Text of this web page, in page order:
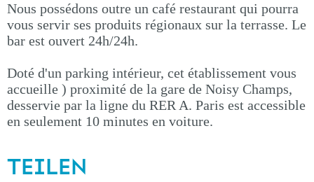
Nous possédons outre un café restaurant qui pourra
vous servir ses produits régionaux sur la terrasse. Le
bar est ouvert 24h/24h.
Doté d'un parking intérieur, cet établissement vous
accueille ) proximité de la gare de Noisy Champs,
desservie par la ligne du RER A. Paris est accessible
en seulement 10 minutes en voiture.
TEILEN